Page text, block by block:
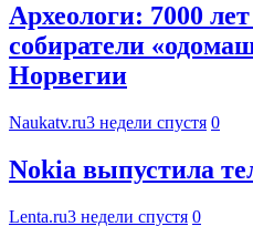
Археологи: 7000
собиратели
Норвегии
Naukatv.ru3 недели спустя 0
Nokia выпустила
Lenta.ru3 недели спустя 0